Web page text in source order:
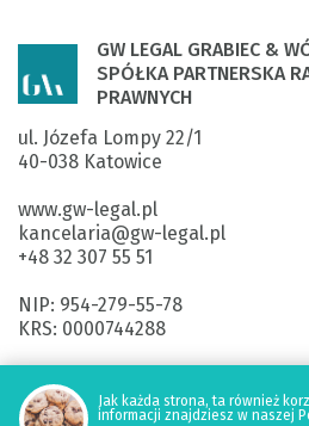
Jak każda strona, ta również
informacji znajdziesz w naszej
GW LEGAL GRABIEC &
SPÓŁKA PARTNERSKA
PRAWNYCH
ul. Józefa Lompy 22/1
40-038 Katowice
www.gw-legal.pl
kancelaria@gw-legal.pl
+48 32 307 55 51
NIP: 954-279-55-78
KRS: 0000744288
40 1050 1214 1000 0092 5920 3355